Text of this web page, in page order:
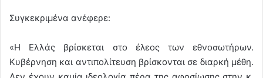
Συγκεκριμένα ανέφερε:
«Η Ελλάς βρίσκεται στο έλεος των εθνοσωτήρων.
Κυβέρνηση και αντιπολίτευση βρίσκονται σε διαρκή μέθη.